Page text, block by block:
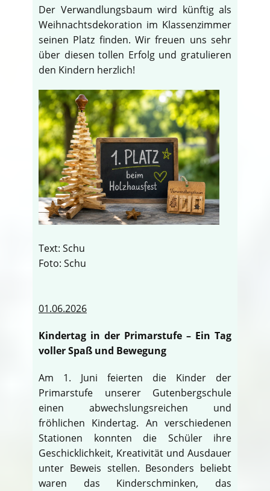
Der Verwandlungsbaum wird künftig als
Weihnachtsdekoration im Klassenzimmer
seinen Platz finden. Wir freuen uns sehr
über diesen tollen Erfolg und gratulieren
den Kindern herzlich!
Text: Schu
Foto: Schu
01.06.2026
Kindertag in der Primarstufe – Ein Tag
voller Spaß und Bewegung
Am 1. Juni feierten die Kinder der
Primarstufe unserer Gutenbergschule
einen abwechslungsreichen und
fröhlichen Kindertag. An verschiedenen
Stationen konnten die Schüler ihre
Geschicklichkeit, Kreativität und Ausdauer
unter Beweis stellen. Besonders beliebt
waren das Kinderschminken, das